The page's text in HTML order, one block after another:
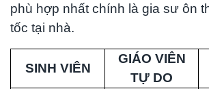
phù hợp nhất chính là gia sư ôn
tốc tại nhà.
SINH VIÊN
GIÁO VIÊN
TỰ DO